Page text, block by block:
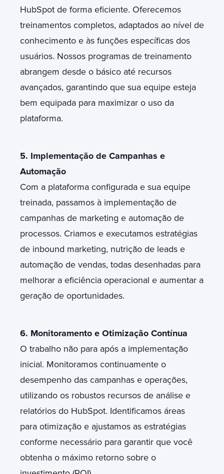
HubSpot de forma eficiente. Oferecemos
treinamentos completos, adaptados ao nível de
conhecimento e às funções específicas dos
usuários. Nossos programas de treinamento
abrangem desde o básico até recursos
avançados, garantindo que sua equipe esteja
bem equipada para maximizar o uso da
plataforma.
5. Implementação de Campanhas e
Automação
Com a plataforma configurada e sua equipe
treinada, passamos à implementação de
campanhas de marketing e automação de
processos. Criamos e executamos estratégias
de inbound marketing, nutrição de leads e
automação de vendas, todas desenhadas para
melhorar a eficiência operacional e aumentar a
geração de oportunidades.
6. Monitoramento e Otimização Contínua
O trabalho não para após a implementação
inicial. Monitoramos continuamente o
desempenho das campanhas e operações,
utilizando os robustos recursos de análise e
relatórios do HubSpot. Identificamos áreas
para otimização e ajustamos as estratégias
conforme necessário para garantir que você
obtenha o máximo retorno sobre o